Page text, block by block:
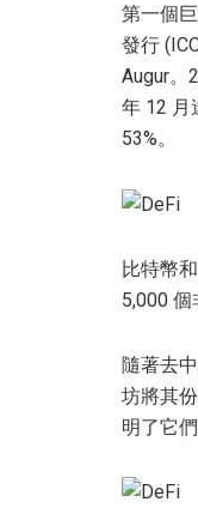
第一個
發行
Augur。
年 12 月
53%。
比特幣
5,000 個
隨著去
坊將其
明了它